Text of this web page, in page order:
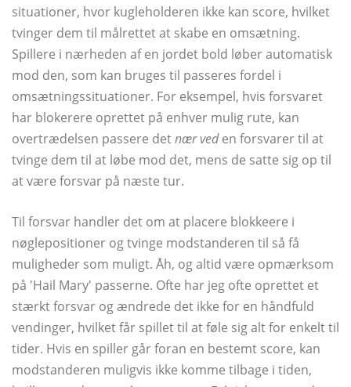
situationer, hvor kugleholderen ikke kan score, hvilket
tvinger dem til målrettet at skabe en omsætning.
Spillere i nærheden af ​​en jordet bold løber automatisk
mod den, som kan bruges til passeres fordel i
omsætningssituationer. For eksempel, hvis forsvaret
har blokerere oprettet på enhver mulig rute, kan
overtrædelsen passere detnær veden forsvarer til at
tvinge dem til at løbe mod det, mens de satte sig op til
at være forsvar på næste tur.
Til forsvar handler det om at placere blokkeere i
nøglepositioner og tvinge modstanderen til så få
muligheder som muligt. Åh, og altid være opmærksom
på 'Hail Mary' passerne. Ofte har jeg ofte oprettet et
stærkt forsvar og ændrede det ikke for en håndfuld
vendinger, hvilket får spillet til at føle sig alt for enkelt til
tider. Hvis en spiller går foran en bestemt score, kan
modstanderen muligvis ikke komme tilbage i tiden,